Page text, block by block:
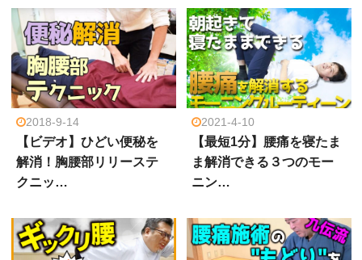
2018-9-14
【ビデオ】ひどい便秘を
解消！胸腰部リリーステ
クニッ…
2021-4-10
【最短1分】腰痛を寝たま
ま解消できる３つのモー
ニン…